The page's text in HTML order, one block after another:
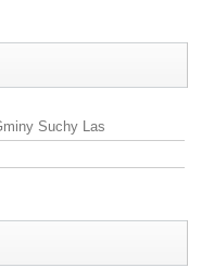
Suchy Las